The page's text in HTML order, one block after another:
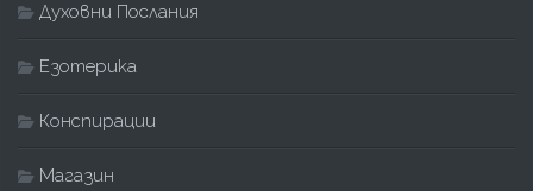
Духовни Послания
Езотерика
Конспирации
Магазин